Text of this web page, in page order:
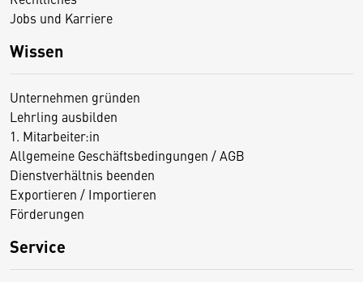
Jobs und Karriere
Wissen
Unternehmen gründen
Lehrling ausbilden
1. Mitarbeiter:in
Allgemeine Geschäftsbedingungen / AGB
Dienstverhältnis beenden
Exportieren / Importieren
Förderungen
Service